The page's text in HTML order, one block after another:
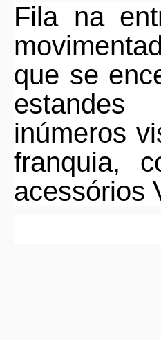
Fila na
que se
estandes
inúmeros
franquia,
acessórios